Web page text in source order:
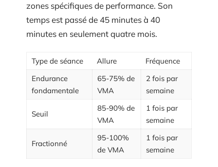
zones spécifiques de performance. Son
temps est passé de 45 minutes à 40
minutes en seulement quatre mois.
Type de séance Allure
Fréquence
Endurance
fondamentale
65-75% de
VMA
2 fois par
semaine
Seuil
85-90% de
VMA
1 fois par
semaine
Fractionné
95-100%
de VMA
1 fois par
semaine